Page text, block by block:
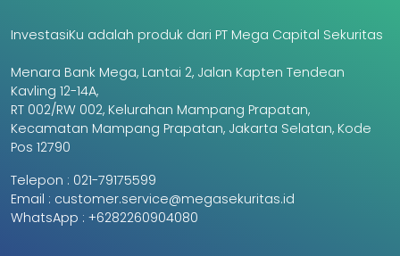
InvestasiKu adalah produk dari PT Mega Capital Sekuritas
Menara Bank Mega, Lantai 2, Jalan Kapten Tendean
Kavling 12-14A,
RT 002/RW 002, Kelurahan Mampang Prapatan,
Kecamatan Mampang Prapatan, Jakarta Selatan, Kode
Pos 12790
Telepon : 021-79175599
Email : customer.service@megasekuritas.id
WhatsApp : +6282260904080